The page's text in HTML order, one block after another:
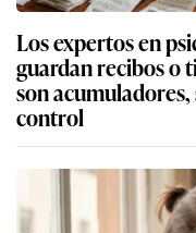
Los expertos en
guardan recibos o
son
control